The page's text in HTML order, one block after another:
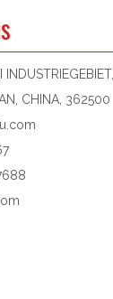
INDUSTRIEGEBIET,
CHINA, 362500